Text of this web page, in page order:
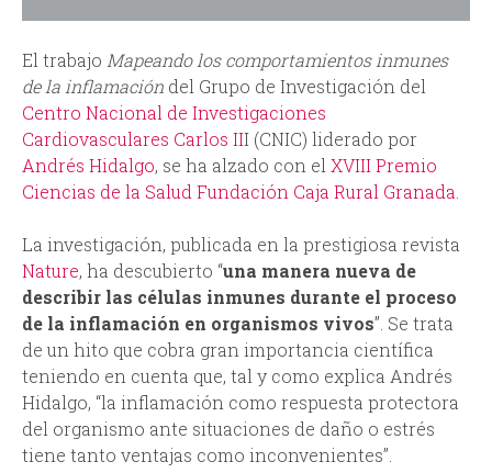
a
El trabajo Mapeando los comportamientos inmunes
de la inflamación del Grupo de Investigación del
Centro Nacional de Investigaciones
Cardiovasculares Carlos III (CNIC) liderado por
Andrés Hidalgo, se ha alzado con el XVIII Premio
Ciencias de la Salud Fundación Caja Rural Granada
La investigación, publicada en la prestigiosa revista
Nature, ha descubierto “una manera nueva de
describir las células inmunes durante el proceso
de la inflamación en organismos vivos”. Se trata
de un hito que cobra gran importancia científica
teniendo en cuenta que, tal y como explica Andrés
Hidalgo, “la inflamación como respuesta protectora
del organismo ante situaciones de daño o estrés
tiene tanto ventajas como inconvenientes”.